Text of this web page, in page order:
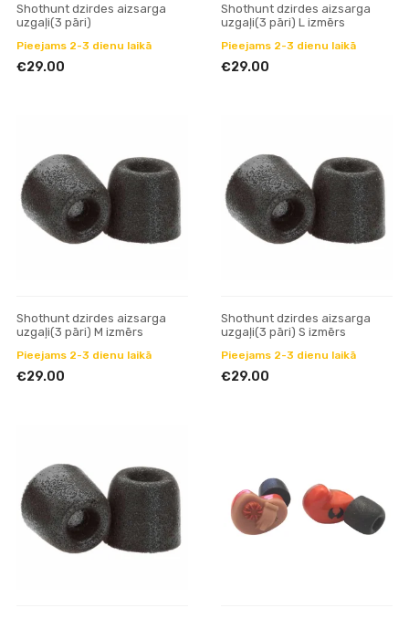
Shothunt dzirdes aizsarga
uzgaļi(3 pāri)
Pieejams 2-3 dienu laikā
€29.00
Shothunt dzirdes aizsarga
uzgaļi(3 pāri) L izmērs
Pieejams 2-3 dienu laikā
€29.00
Shothunt dzirdes aizsarga
uzgaļi(3 pāri) M izmērs
Pieejams 2-3 dienu laikā
€29.00
Shothunt dzirdes aizsarga
uzgaļi(3 pāri) S izmērs
Pieejams 2-3 dienu laikā
€29.00